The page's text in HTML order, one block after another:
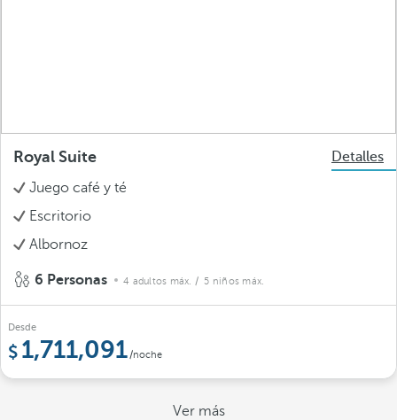
Royal Suite
Detalles
Juego café y té
Escritorio
Albornoz
6 Personas 4 adultos máx. / 5 niños máx.
Desde
1,711,091/noche
Ver más